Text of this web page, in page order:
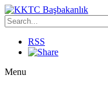
RSS
Menu